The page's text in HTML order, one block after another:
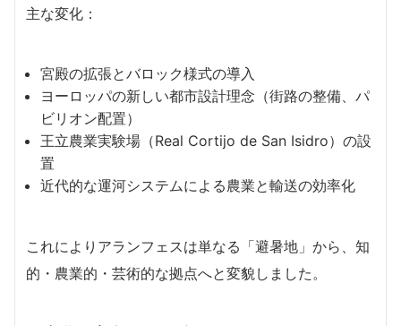
主な変化：
宮殿の拡張とバロック様式の導入
ヨーロッパの新しい都市設計理念（街路の整備、パ
ビリオン配置）
王立農業実験場（Real Cortijo de San Isidro）の設
置
近代的な運河システムによる農業と輸送の効率化
これによりアランフェスは単なる「避暑地」から、知
的・農業的・芸術的な拠点へと変貌しました。